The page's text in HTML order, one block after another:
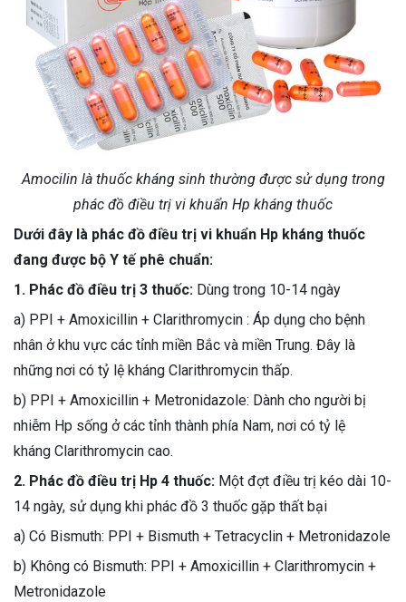
Amocilin là thuốc kháng sinh thường được sử dụng trong
phác đồ điều trị vi khuẩn Hp kháng thuốc
Dưới đây là phác đồ điều trị vi khuẩn Hp kháng thuốc
đang được bộ Y tế phê chuẩn:
1. Phác đồ điều trị 3 thuốc: Dùng trong 10-14 ngày
a) PPI + Amoxicillin + Clarithromycin : Áp dụng cho bệnh
nhân ở khu vực các tỉnh miền Bắc và miền Trung. Đây là
những nơi có tỷ lệ kháng Clarithromycin thấp.
b) PPI + Amoxicillin + Metronidazole: Dành cho người bị
nhiễm Hp sống ở các tỉnh thành phía Nam, nơi có tỷ lệ
kháng Clarithromycin cao.
2. Phác đồ điều trị Hp 4 thuốc: Một đợt điều trị kéo dài 10-
14 ngày, sử dụng khi phác đồ 3 thuốc gặp thất bại
a) Có Bismuth: PPI + Bismuth + Tetracyclin + Metronidazole
b) Không có Bismuth: PPI + Amoxicillin + Clarithromycin +
Metronidazole